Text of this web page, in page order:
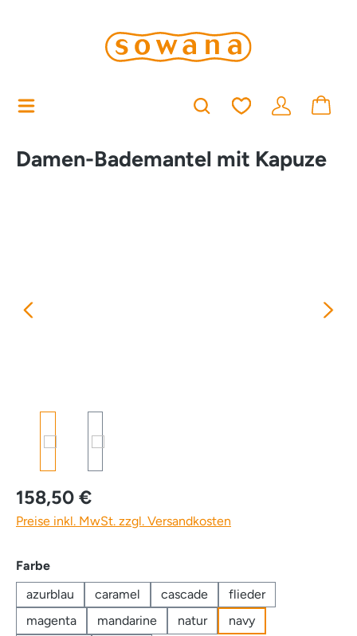
Du hast 0
Damen-Bademantel mit Kapuze
158,50 €
Preise inkl. MwSt. zzgl. Versandkosten
Farbeauswählen
azurblau
caramel cascade
flieder
magenta
mandarine natur
navy